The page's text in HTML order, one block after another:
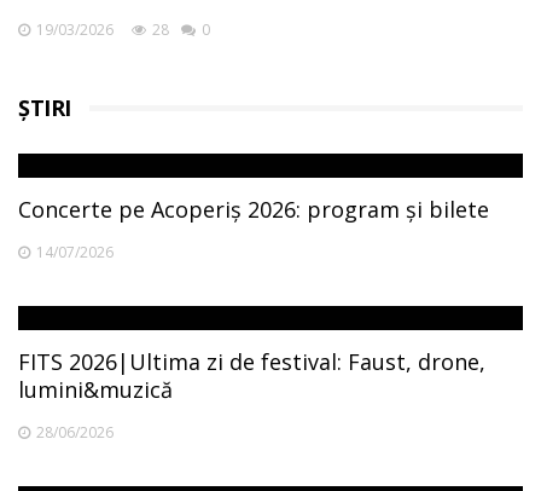
19/03/2026 28 0
ȘTIRI
Concerte pe Acoperiș 2026: program și bilete
14/07/2026
FITS 2026|Ultima zi de festival: Faust, drone,
lumini&muzică
28/06/2026